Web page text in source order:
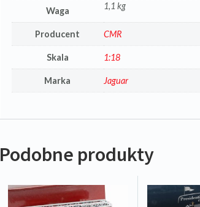
Waga 1,1 kg
Producent CMR
Skala 1:18
Marka Jaguar
Podobne produkty